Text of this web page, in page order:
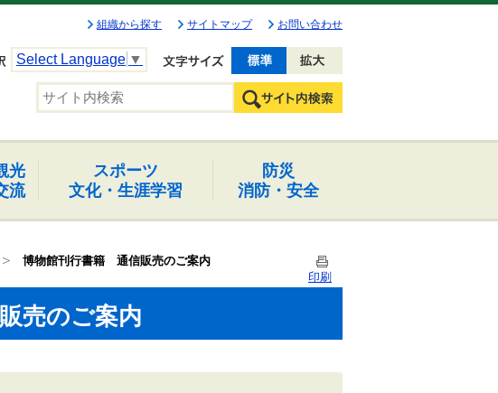
組織から探す サイトマップ お問い合わせ
Select Language ▼ 文字を小さく
光
流
スポーツ
文化・生涯学習
防災
消防・安全
博物館刊行書籍 通信販売のご案内
印刷
売のご案内